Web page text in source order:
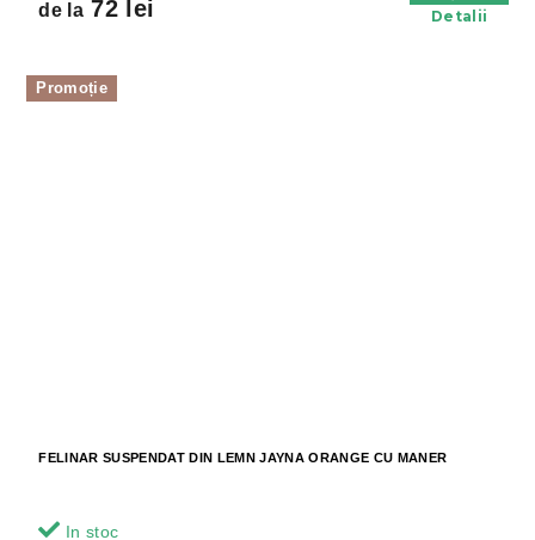
de la72 lei Detalii
Promoție
FELINAR SUSPENDAT DIN LEMN JAYNA ORANGE CU MANER
In stoc